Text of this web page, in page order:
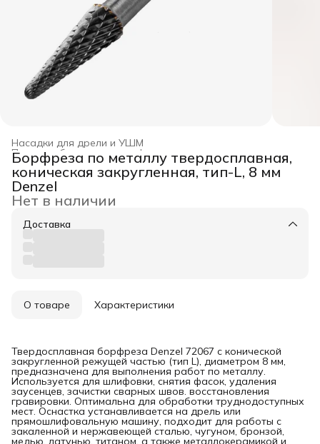
Насадки для дрели и УШМ
Приспособления для шлифования
Режущий инструмент ›
Главная ›
Борфреза по металлу твердосплавная,
коническая закругленная, тип-L, 8 мм
Denzel
Нет в наличии
Доставка
О товаре Характеристики
Твердосплавная борфреза Denzel 72067 с конической
закругленной режущей частью (тип L), диаметром 8 мм,
предназначена для выполнения работ по металлу.
Используется для шлифовки, снятия фасок, удаления
заусенцев, зачистки сварных швов. восстановления
гравировки. Оптимальна для обработки труднодоступных
мест. Оснастка устанавливается на дрель или
прямошлифовальную машину, подходит для работы с
закаленной и нержавеющей сталью, чугуном, бронзой,
медью, латунью, титаном, а также металлокерамикой и